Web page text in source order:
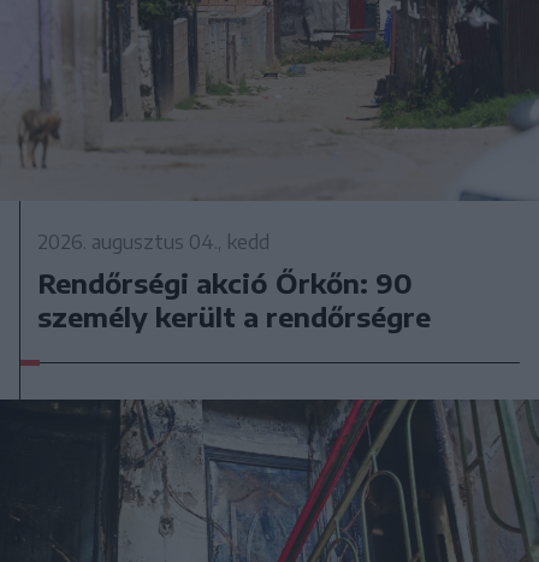
2026. augusztus 04., kedd
Rendőrségi akció Őrkőn: 90
személy került a rendőrségre